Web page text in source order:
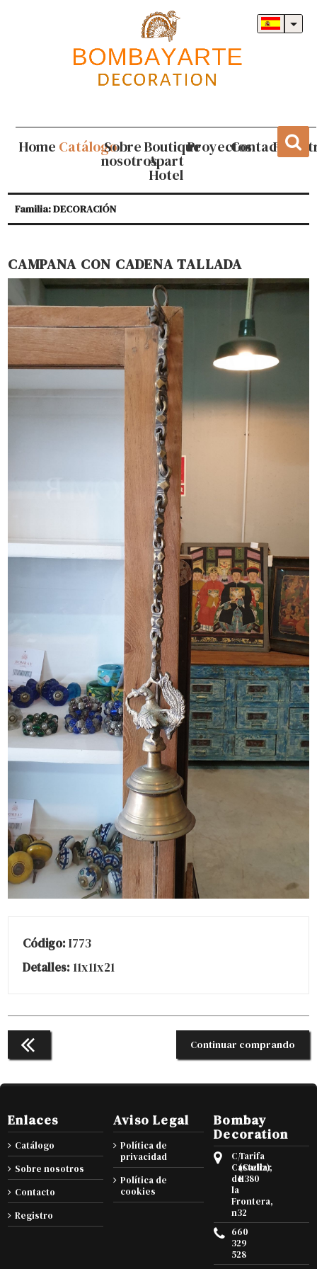
Home CatálogoSobre
nosotros
Boutique
Apart
Hotel
ProyectosContacto
Familia: DECORACIÓN
CAMPANA CON CADENA TALLADA
Código: I773
Detalles: 11x11x21
Continuar comprando
Enlaces
Catálogo
Sobre nosotros
Contacto
Registro
Aviso Legal
Política de
privacidad
Política de
cookies
Bombay
Decoration
C/
Castellar
de
la
Frontera,
n32
Tarifa
(Cadiz),
11380
660
329
528